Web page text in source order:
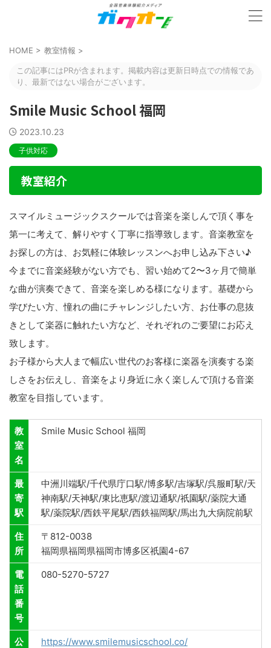
HOME > 教室情報 >
この記事にはPRが含まれます。掲載内容は更新日時点での情報であ
り、最新ではない場合がございます。
Smile Music School 福岡
2023.10.23
子供対応
教室紹介
スマイルミュージックスクールでは音楽を楽しんで頂く事を
第一に考えて、解りやすく丁寧に指導致します。音楽教室を
お探しの方は、お気軽に体験レッスンへお申し込み下さい♪
今までに音楽経験がない方でも、習い始めて2〜3ヶ月で簡単
な曲が演奏できて、音楽を楽しめる様になります。基礎から
学びたい方、憧れの曲にチャレンジしたい方、お仕事の息抜
きとして楽器に触れたい方など、それぞれのご要望にお応え
致します。
お子様から大人まで幅広い世代のお客様に楽器を演奏する楽
しさをお伝えし、音楽をより身近に永く楽しんで頂ける音楽
教室を目指しています。
教
室
名
Smile Music School 福岡
最
寄
駅
中洲川端駅/千代県庁口駅/博多駅/吉塚駅/呉服町駅/天
神南駅/天神駅/東比恵駅/渡辺通駅/祇園駅/薬院大通
駅/薬院駅/西鉄平尾駅/西鉄福岡駅/馬出九大病院前駅
住
所
〒812-0038
福岡県福岡県福岡市博多区祇園4-67
電
話
番
号
080-5270-5727
公
https://www.smilemusicschool.co/